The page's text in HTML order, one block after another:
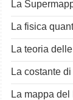
La
La fisica
La teoria
La costante
La mappa del